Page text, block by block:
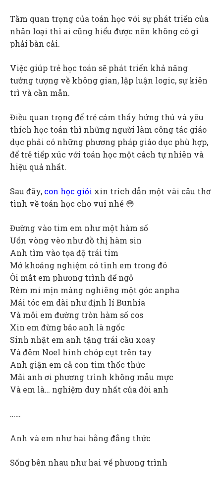
Tầm quan trọng của toán học với sự phát triển của
nhân loại thì ai cũng hiểu được nên không có gì
phải bàn cải.
Việc giúp trẻ học toán sẽ phát triển khả năng
tưởng tượng về không gian, lập luận logic, sự kiên
trì và cần mẫn.
Điều quan trọng để trẻ cảm thấy hứng thú và yêu
thích học toán thì những người làm công tác giáo
dục phải có những phương pháp giáo dục phù hợp,
để trẻ tiếp xúc với toán học một cách tự nhiên và
hiệu quả nhất.
Sau đây, con học giỏi xin trích dẫn một vài câu thơ
tình về toán học cho vui nhé 😳
Đường vào tim em như một hàm số
Uốn vòng vèo như đồ thị hàm sin
Anh tìm vào tọa độ trái tim
Mở khoảng nghiệm có tình em trong đó
Ôi mắt em phương trình để ngỏ
Rèm mi mịn màng nghiêng một góc anpha
Mái tóc em dài như định lí Bunhia
Và môi em đường tròn hàm số cos
Xin em đừng bảo anh là ngốc
Sinh nhật em anh tặng trái cầu xoay
Và đêm Noel hình chóp cụt trên tay
Anh giận em cả con tim thổc thức
Mãi anh ơi phương trình không mẫu mực
Và em là… nghiệm duy nhất của đời anh
……
Anh và em như hai hằng đẳng thức
Sống bên nhau như hai vế phương trình